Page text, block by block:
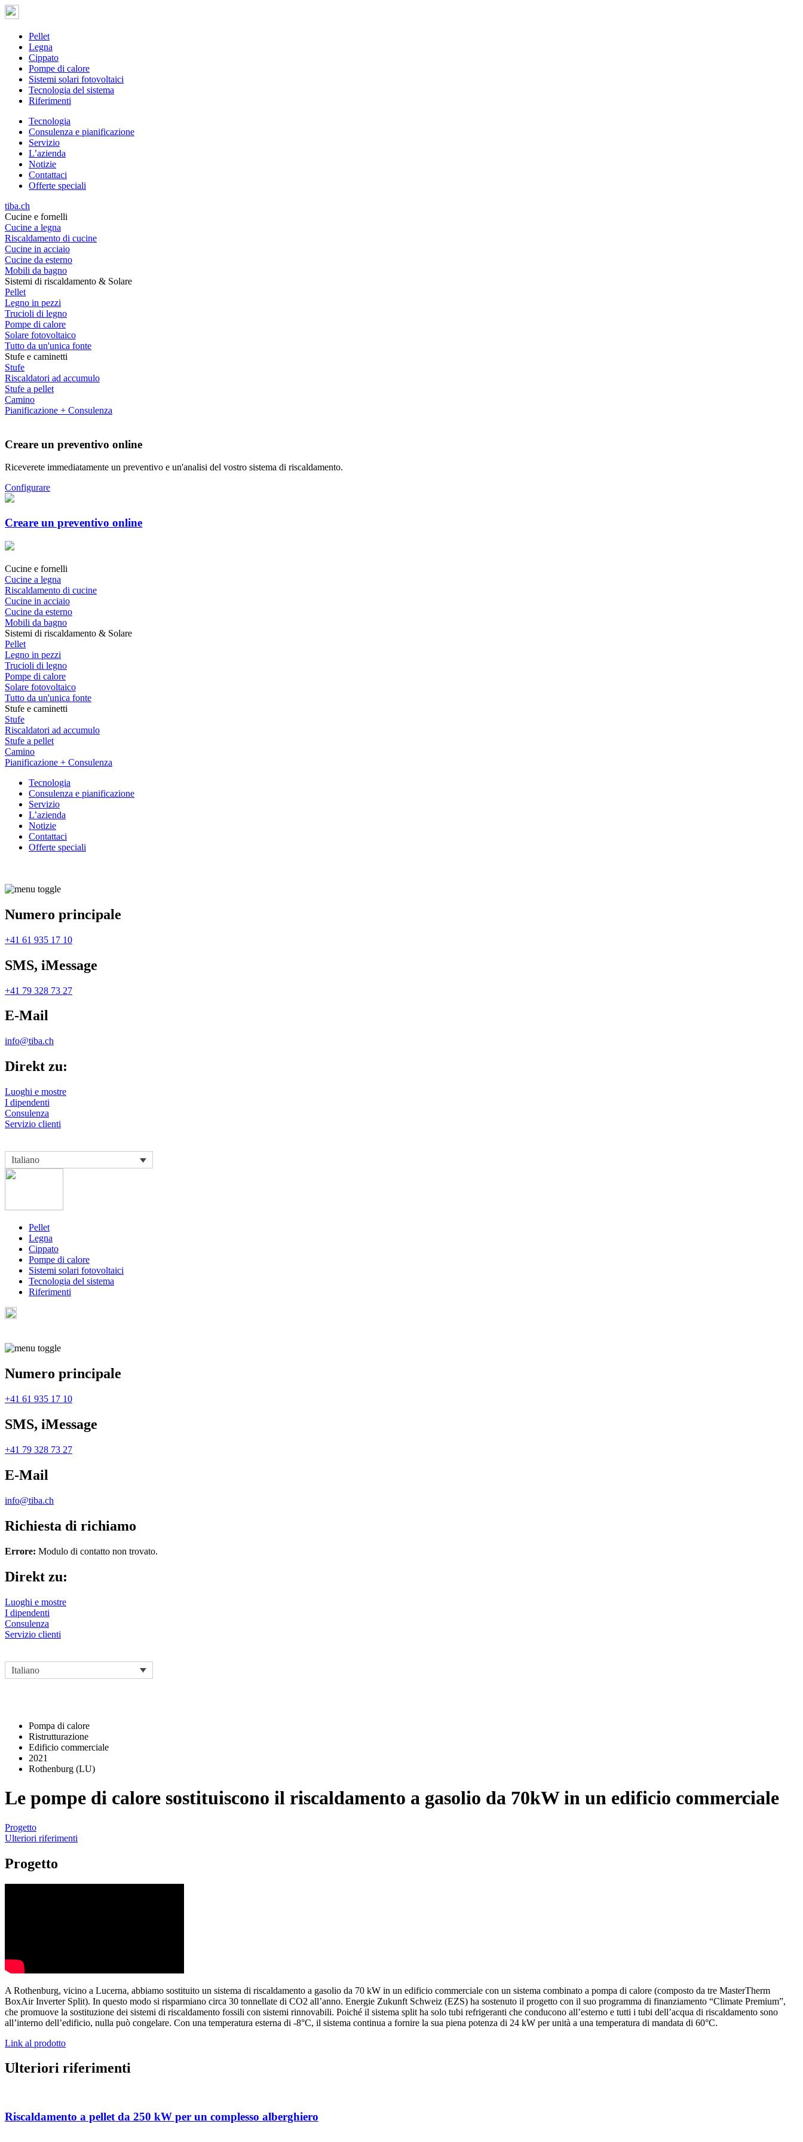
Pellet
Legna
Cippato
Pompe di calore
Sistemi solari fotovoltaici
Tecnologia del sistema
Riferimenti
Tecnologia
Consulenza e pianificazione
Servizio
L’azienda
Notizie
Contattaci
Offerte speciali
tiba.ch
Cucine e fornelli
Cucine a legna
Riscaldamento di cucine
Cucine in acciaio
Cucine da esterno
Mobili da bagno
Sistemi di riscaldamento & Solare
Pellet
Legno in pezzi
Trucioli di legno
Pompe di calore
Solare fotovoltaico
Tutto da un'unica fonte
Stufe e caminetti
Stufe
Riscaldatori ad accumulo
Stufe a pellet
Camino
Pianificazione + Consulenza
Creare un preventivo online
Riceverete immediatamente un preventivo e un'analisi del vostro sistema di riscaldamento.
Configurare
Creare un preventivo online
Cucine e fornelli
Cucine a legna
Riscaldamento di cucine
Cucine in acciaio
Cucine da esterno
Mobili da bagno
Sistemi di riscaldamento & Solare
Pellet
Legno in pezzi
Trucioli di legno
Pompe di calore
Solare fotovoltaico
Tutto da un'unica fonte
Stufe e caminetti
Stufe
Riscaldatori ad accumulo
Stufe a pellet
Camino
Pianificazione + Consulenza
Tecnologia
Consulenza e pianificazione
Servizio
L’azienda
Notizie
Contattaci
Offerte speciali
Numero principale
+41 61 935 17 10
SMS, iMessage
+41 79 328 73 27
E-Mail
info@tiba.ch
Direkt zu:
Luoghi e mostre
I dipendenti
Consulenza
Servizio clienti
Italiano
Pellet
Legna
Cippato
Pompe di calore
Sistemi solari fotovoltaici
Tecnologia del sistema
Riferimenti
Numero principale
+41 61 935 17 10
SMS, iMessage
+41 79 328 73 27
E-Mail
info@tiba.ch
Richiesta di richiamo
Errore: Modulo di contatto non trovato.
Direkt zu:
Luoghi e mostre
I dipendenti
Consulenza
Servizio clienti
Italiano
Pompa di calore
Ristrutturazione
Edificio commerciale
2021
Rothenburg (LU)
Le pompe di calore sostituiscono il riscaldamento a gasolio da 70kW in un edificio commerciale
Progetto
Ulteriori riferimenti
Progetto
A Rothenburg, vicino a Lucerna, abbiamo sostituito un sistema di riscaldamento a gasolio da 70 kW in un edificio commerciale con un sistema combinato a pompa di calore (composto da tre MasterTherm
BoxAir Inverter Split). In questo modo si risparmiano circa 30 tonnellate di CO2 all’anno. Energie Zukunft Schweiz (EZS) ha sostenuto il progetto con il suo programma di finanziamento “Climate Premium”,
che promuove la sostituzione dei sistemi di riscaldamento fossili con sistemi rinnovabili. Poiché il sistema split ha solo tubi refrigeranti che conducono all’esterno e tutti i tubi dell’acqua di riscaldamento sono
all’interno dell’edificio, nulla può congelare. Con una temperatura esterna di -8°C, il sistema continua a fornire la sua piena potenza di 24 kW per unità a una temperatura di mandata di 60°C.
Link al prodotto
Ulteriori riferimenti
Riscaldamento a pellet da 250 kW per un complesso alberghiero